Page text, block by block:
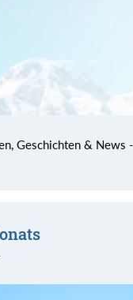
Geschichten & News